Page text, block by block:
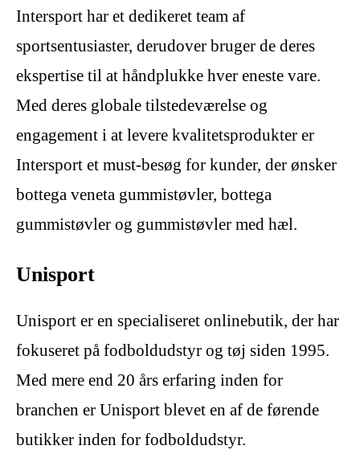
Intersport har et dedikeret team af
sportsentusiaster, derudover bruger de deres
ekspertise til at håndplukke hver eneste vare.
Med deres globale tilstedeværelse og
engagement i at levere kvalitetsprodukter er
Intersport et must-besøg for kunder, der ønsker
bottega veneta gummistøvler, bottega
gummistøvler og gummistøvler med hæl.
Unisport
Unisport er en specialiseret onlinebutik, der har
fokuseret på fodboldudstyr og tøj siden 1995.
Med mere end 20 års erfaring inden for
branchen er Unisport blevet en af de førende
butikker inden for fodboldudstyr.